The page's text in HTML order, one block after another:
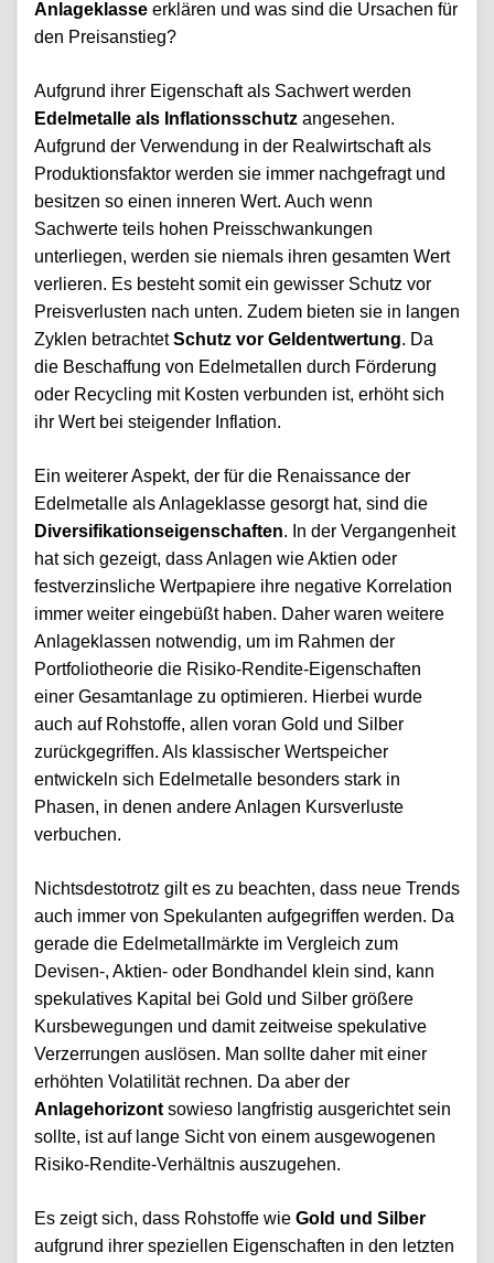
Anlageklasse erklären und was sind die Ursachen für
den Preisanstieg?
Aufgrund ihrer Eigenschaft als Sachwert werden
Edelmetalle als Inflationsschutz angesehen.
Aufgrund der Verwendung in der Realwirtschaft als
Produktionsfaktor werden sie immer nachgefragt und
besitzen so einen inneren Wert. Auch wenn
Sachwerte teils hohen Preisschwankungen
unterliegen, werden sie niemals ihren gesamten Wert
verlieren. Es besteht somit ein gewisser Schutz vor
Preisverlusten nach unten. Zudem bieten sie in langen
Zyklen betrachtetSchutz vor Geldentwertung. Da
die Beschaffung von Edelmetallen durch Förderung
oder Recycling mit Kosten verbunden ist, erhöht sich
ihr Wert bei steigender Inflation.
Ein weiterer Aspekt, der für die Renaissance der
Edelmetalle als Anlageklasse gesorgt hat, sind die
Diversifikationseigenschaften. In der Vergangenheit
hat sich gezeigt, dass Anlagen wie Aktien oder
festverzinsliche Wertpapiere ihre negative Korrelation
immer weiter eingebüßt haben. Daher waren weitere
Anlageklassen notwendig, um im Rahmen der
Portfoliotheorie die Risiko-Rendite-Eigenschaften
einer Gesamtanlage zu optimieren. Hierbei wurde
auch auf Rohstoffe, allen voran Gold und Silber
zurückgegriffen. Als klassischer Wertspeicher
entwickeln sich Edelmetalle besonders stark in
Phasen, in denen andere Anlagen Kursverluste
verbuchen.
Nichtsdestotrotz gilt es zu beachten, dass neue Trends
auch immer von Spekulanten aufgegriffen werden. Da
gerade die Edelmetallmärkte im Vergleich zum
Devisen-, Aktien- oder Bondhandel klein sind, kann
spekulatives Kapital bei Gold und Silber größere
Kursbewegungen und damit zeitweise spekulative
Verzerrungen auslösen. Man sollte daher mit einer
erhöhten Volatilität rechnen. Da aber der
Anlagehorizont sowieso langfristig ausgerichtet sein
sollte, ist auf lange Sicht von einem ausgewogenen
Risiko-Rendite-Verhältnis auszugehen.
Es zeigt sich, dass Rohstoffe wie Gold und Silber
aufgrund ihrer speziellen Eigenschaften in den letzten